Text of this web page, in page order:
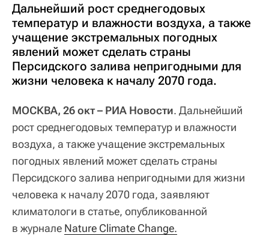
Дальнейший рост среднегодовых
температур и влажности воздуха, а также
учащение экстремальных погодных
явлений может сделать страны
Персидского залива непригодными для
жизни человека к началу 2070 года.
МОСКВА, 26 окт – РИА Новости. Дальнейший
рост среднегодовых температур и влажности
воздуха, а также учащение экстремальных
погодных явлений может сделать страны
Персидского залива непригодными для жизни
человека к началу 2070 года, заявляют
климатологи в статье, опубликованной
в журнале Nature Climate Change.